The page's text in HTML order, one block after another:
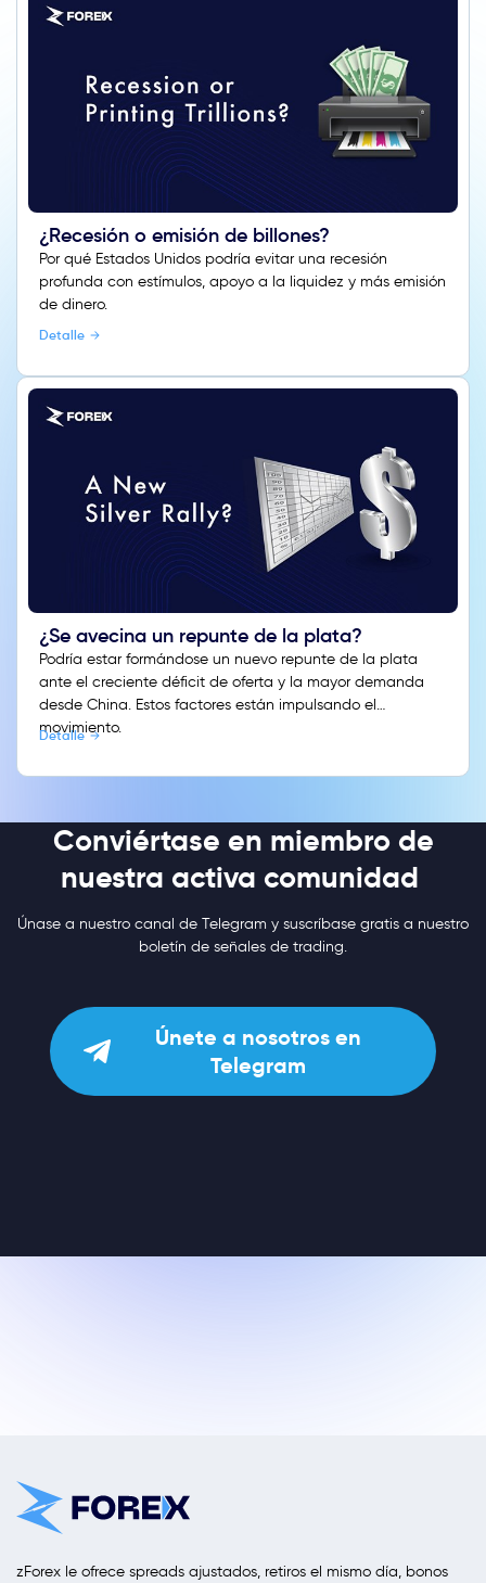
¿Recesión o emisión de billones?
Por qué Estados Unidos podría evitar una recesión
profunda con estímulos, apoyo a la liquidez y más emisión
de dinero.
Detalle
¿Se avecina un repunte de la plata?
Podría estar formándose un nuevo repunte de la plata
ante el creciente déficit de oferta y la mayor demanda
desde China. Estos factores están impulsando el
movimiento.
Detalle
Conviértase en miembro de
nuestra activa comunidad
Únase a nuestro canal de Telegram y suscríbase gratis a nuestro
boletín de señales de trading.
Únete a nosotros en
Telegram
zForex le ofrece spreads ajustados, retiros el mismo día, bonos